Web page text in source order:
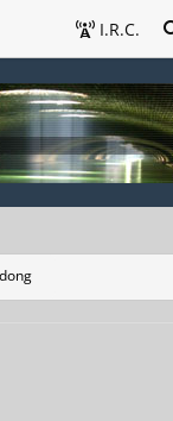
I.R.C.